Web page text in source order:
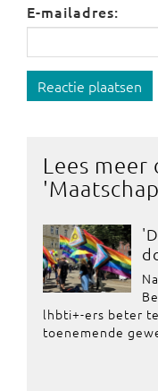
E-mailadres:
Reactie plaatsen
Lees meer
'
lhbti+-ers beter
toenemende